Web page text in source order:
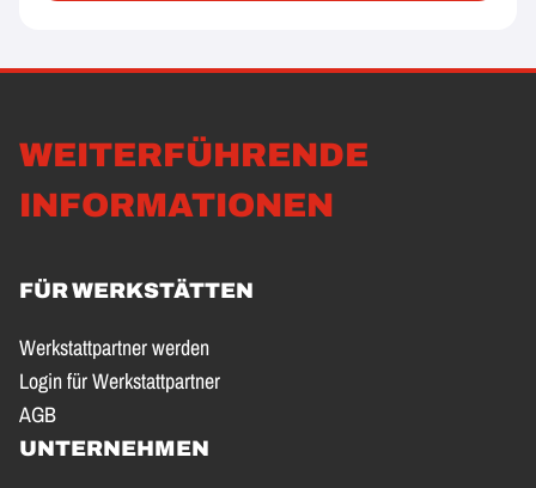
WEITERFÜHRENDE
INFORMATIONEN
FÜR WERKSTÄTTEN
Werkstattpartner werden
Login für Werkstattpartner
AGB
UNTERNEHMEN